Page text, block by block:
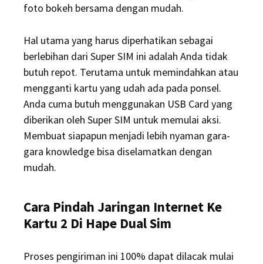
foto bokeh bersama dengan mudah.
Hal utama yang harus diperhatikan sebagai
berlebihan dari Super SIM ini adalah Anda tidak
butuh repot. Terutama untuk memindahkan atau
mengganti kartu yang udah ada pada ponsel.
Anda cuma butuh menggunakan USB Card yang
diberikan oleh Super SIM untuk memulai aksi.
Membuat siapapun menjadi lebih nyaman gara-
gara knowledge bisa diselamatkan dengan
mudah.
Cara Pindah Jaringan Internet Ke
Kartu 2 Di Hape Dual Sim
Proses pengiriman ini 100% dapat dilacak mulai